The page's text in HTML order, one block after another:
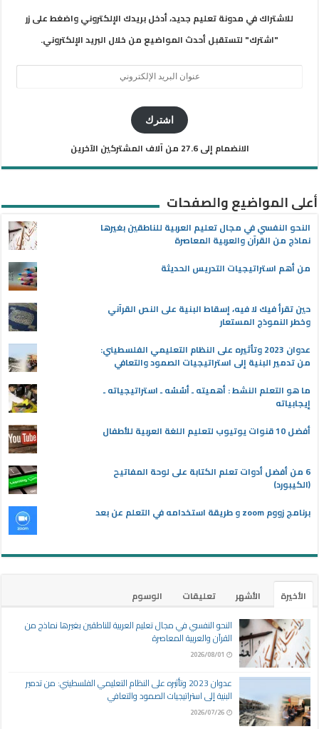
للاشتراك في مدونة تعليم جديد، أدخل بريدك الإلكتروني واضغط على زر
"اشترك" لتستقبل أحدث المواضيع من خلال البريد الإلكتروني.
اشترك
الانضمام إلى 27.6 من آلاف المشتركين الآخرين
أعلى المواضيع والصفحات
النحو النفسي في مجال تعليم العربية للناطقين بغيرها
نماذج من القرآن والعربية المعاصرة
من أهم استراتيجيات التدريس الحديثة
حين تقرأ فيك لا فيه، إسقاط البنية على النص القرآني
وخطر النموذج المستعار
عدوان 2023 وتأثيره على النظام التعليمي الفلسطيني:
من تدمير البنية إلى استراتيجيات الصمود والتعافي
ما هو التعلم النشط : أهميته ـ أسُسُه ـ استراتيجياته ـ
إيجابياته
أفضل 10 قنوات يوتيوب لتعليم اللغة العربية للأطفال
6 من أفضل أدوات تعلم الكتابة على لوحة المفاتيح
(الكيبورد)
برنامج زووم zoom و طريقة استخدامه في التعلم عن بعد
الأخيرة الأشهر تعليقات
الوسوم
النحو النفسي في مجال تعليم العربية للناطقين بغيرها نماذج من
القرآن والعربية المعاصرة
2026/08/01
عدوان 2023 وتأثيره على النظام التعليمي الفلسطيني: من تدمير
البنية إلى استراتيجيات الصمود والتعافي
2026/07/26